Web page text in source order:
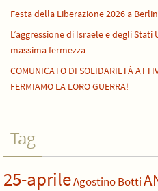
Festa della Liberazione 2026 a
L’aggressione di Israele e degli
massima fermezza
COMUNICATO DI SOLIDARIETÀ
FERMIAMO LA LORO GUERRA!
Tag
25-aprileAgostino Botti